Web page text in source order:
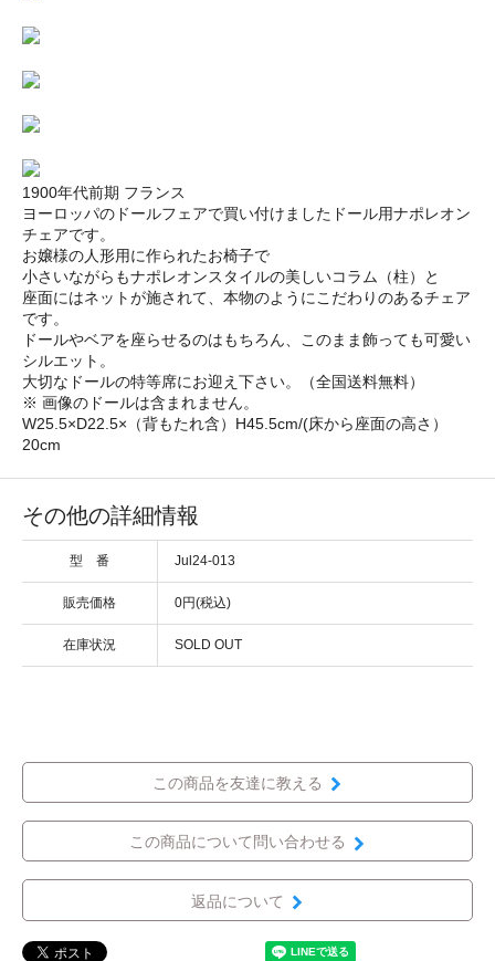
1900年代前期 フランス
ヨーロッパのドールフェアで買い付けましたドール用ナポレオン
チェアです。
お嬢様の人形用に作られたお椅子で
小さいながらもナポレオンスタイルの美しいコラム（柱）と
座面にはネットが施されて、本物のようにこだわりのあるチェア
です。
ドールやベアを座らせるのはもちろん、このまま飾っても可愛い
シルエット。
大切なドールの特等席にお迎え下さい。（全国送料無料）
※ 画像のドールは含まれません。
W25.5×D22.5×（背もたれ含）H45.5cm/(床から座面の高さ）
20cm
その他の詳細情報
型 番 Jul24-013
販売価格 0円(税込)
在庫状況 SOLD OUT
この商品を友達に教える
この商品について問い合わせる
返品について